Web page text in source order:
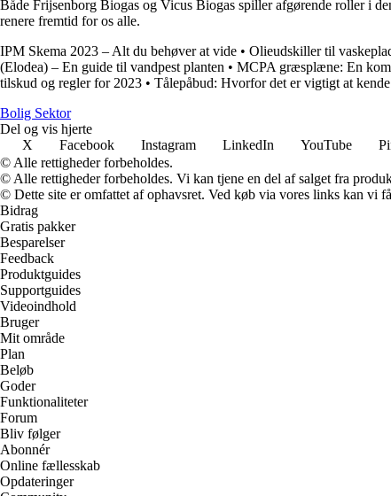
Både Frijsenborg Biogas og Vicus Biogas spiller afgørende roller i
renere fremtid for os alle.
IPM Skema 2023 – Alt du behøver at vide • Olieudskiller til
(Elodea) – En guide til vandpest planten • MCPA græsplæne: En
tilskud og regler for 2023 • Tålepåbud: Hvorfor det er vigtigt at
Bolig Sektor
Del og vis hjerte
X
Facebook Instagram LinkedIn YouTube
© Alle rettigheder forbeholdes.
© Alle rettigheder forbeholdes. Vi kan tjene en del af salget fra
© Dette site er omfattet af ophavsret. Ved køb via vores links kan vi
Bidrag
Gratis pakker
Besparelser
Feedback
Produktguides
Supportguides
Videoindhold
Bruger
Mit område
Plan
Beløb
Goder
Funktionaliteter
Forum
Bliv følger
Abonnér
Online fællesskab
Opdateringer